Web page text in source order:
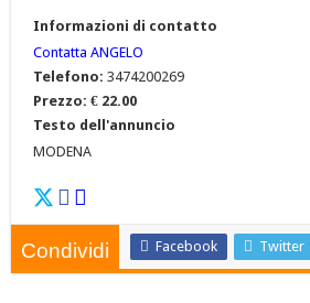
Informazioni di contatto
Contatta ANGELO
Telefono: 3474200269
Prezzo: € 22.00
Testo dell'annuncio
MODENA
Condividi Facebook Twitter